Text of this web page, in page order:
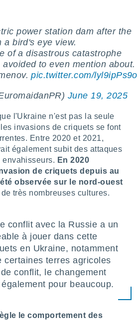
power station dam after the
a bird's eye view.
of a disastrous catastrophe
to even mention about.
pic.twitter.com/lyl9ipPs9o
June 19, 2025
l'Ukraine n'est pas la seule
invasions de criquets se font
Entre 2020 et 2021,
également subit des attaques
En 2020
de criquets depuis au
observée sur le nord-ouest
très nombreuses cultures.
conflit avec la Russie a un
à jouer dans cette
en Ukraine, notamment
certaines terres agricoles
conflit, le changement
pour beaucoup.
le comportement des